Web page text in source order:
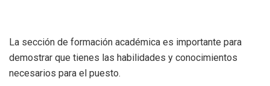
La sección de formación académica es importante para
demostrar que tienes las habilidades y conocimientos
necesarios para el puesto.